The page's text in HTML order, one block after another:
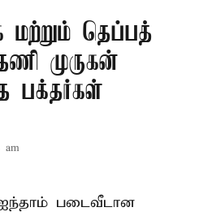
மற்றும் தெப்பத்
முருகன்
பக்தர்கள்
am
ஐந்தாம் படைவீடான